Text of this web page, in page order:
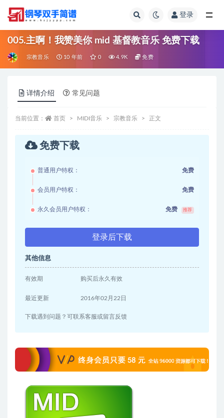
登录
005.主啊！我赞美你 mid 基督教音乐 免费下载
宗教音乐 10 年前 0 4.9K 免费
详情介绍 常见问题
当前位置： 首页 MIDI音乐 宗教音乐 正文
免费下载
普通用户特权： 免费
会员用户特权： 免费
永久会员用户特权： 免费 推荐
登录后下载
其他信息
有效期 购买后永久有效
最近更新 2016年02月22日
下载遇到问题？可联系客服或留言反馈